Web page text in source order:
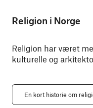
Religion i Norge
Religion har været
kulturelle og
En kort historie om